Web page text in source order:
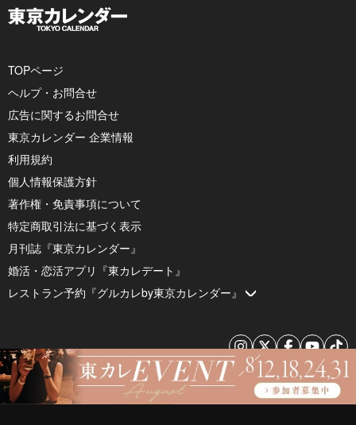
TOPページ
ヘルプ・お問合せ
広告に関するお問合せ
東京カレンダー 企業情報
利用規約
個人情報保護方針
著作権・免責事項について
特定商取引法に基づく表示
月刊誌『東京カレンダー』
婚活・恋活アプリ『東カレデート』
レストラン予約『グルカレby東京カレンダー』
© 2026 by Tokyo Calendar, Inc.